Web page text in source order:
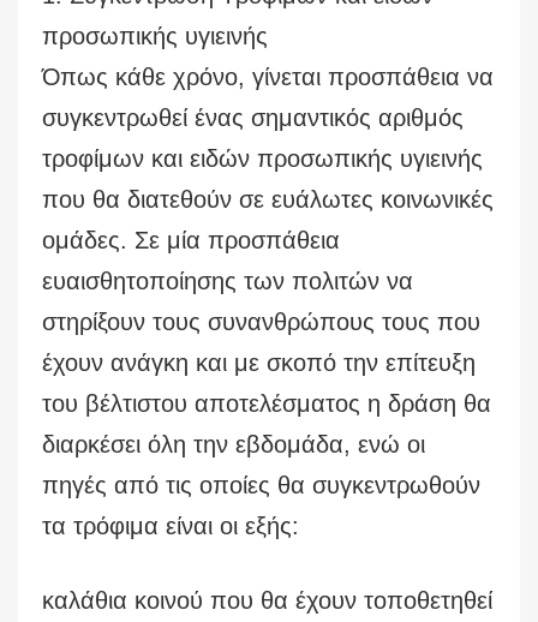
προσωπικής υγιεινής
Όπως κάθε χρόνο, γίνεται προσπάθεια να
συγκεντρωθεί ένας σημαντικός αριθμός
τροφίμων και ειδών προσωπικής υγιεινής
που θα διατεθούν σε ευάλωτες κοινωνικές
ομάδες. Σε μία προσπάθεια
ευαισθητοποίησης των πολιτών να
στηρίξουν τους συνανθρώπους τους που
έχουν ανάγκη και με σκοπό την επίτευξη
του βέλτιστου αποτελέσματος η δράση θα
διαρκέσει όλη την εβδομάδα, ενώ οι
πηγές από τις οποίες θα συγκεντρωθούν
τα τρόφιμα είναι οι εξής:
καλάθια κοινού που θα έχουν τοποθετηθεί